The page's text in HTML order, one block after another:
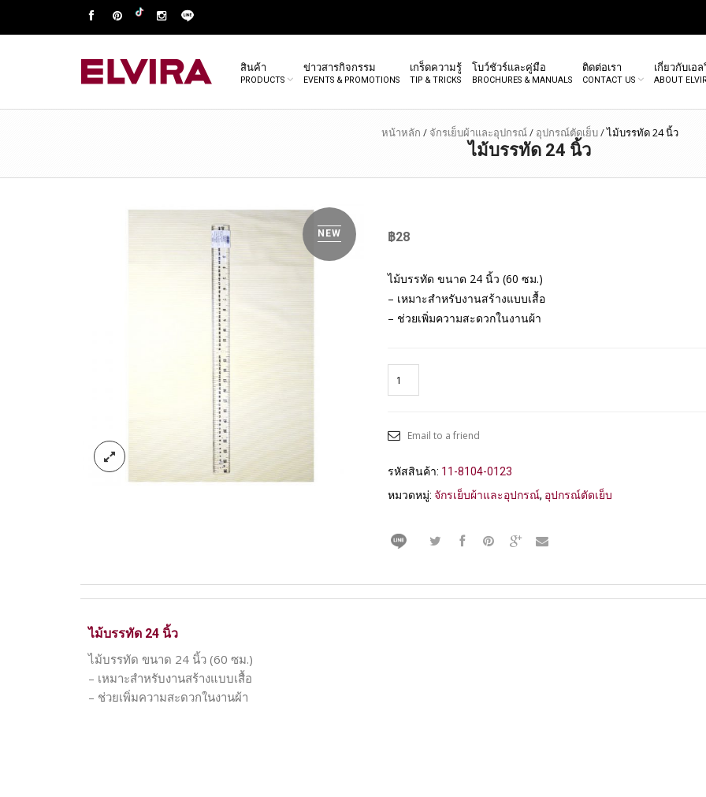
สินค้า
PRODUCTS
ข่าวสารกิจกรรม
EVENTS & PROMOTIONS
เกร็ดความรู้
TIP & TRICKS
โบว์ชัวร์และคู่มือ
BROCHURES & MANUALS
ติดต่อเรา
CONTACT US
เกี่ยวกับเอล
ABOUT
หน้าหลัก /จักรเย็บผ้าและอุปกรณ์/ อุปกรณ์ตัดเย็บ/ไม้บรรทัด 24 นิ้ว
ไม้บรรทัด 24 นิ้ว
NEW ฿28
ไม้บรรทัด ขนาด 24 นิ้ว (60 ซม.)
– เหมาะสำหรับงานสร้างแบบเสื้อ
– ช่วยเพิ่มความสะดวกในงานผ้า
Email to a friend
รหัสสินค้า: 11-8104-0123
หมวดหมู่: จักรเย็บผ้าและอุปกรณ์, อุปกรณ์ตัดเย็บ
ไม้บรรทัด 24 นิ้ว
ไม้บรรทัด ขนาด 24 นิ้ว (60 ซม.)
– เหมาะสำหรับงานสร้างแบบเสื้อ
– ช่วยเพิ่มความสะดวกในงานผ้า